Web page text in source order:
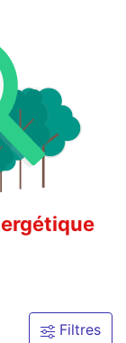
Filtres